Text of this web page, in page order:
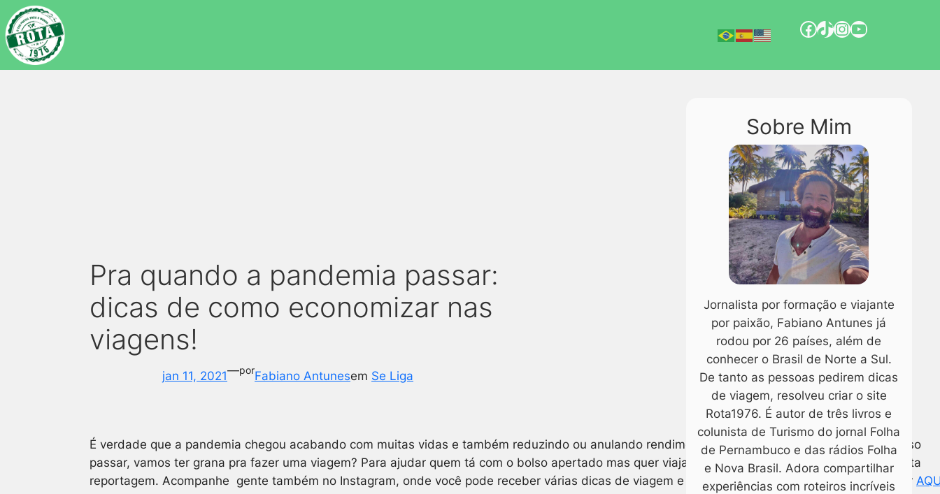
Pra quando a pandemia passar:
dicas de como economizar nas
viagens!
jan 11, 2021—porFabiano Antunesem Se Liga
É verdade que a pandemia chegou acabando com muitas vidas e também reduzindo ou anulando rendimentos de muita gente. E quando tudo isso
passar, vamos ter grana pra fazer uma viagem? Para ajudar quem tá com o bolso apertado mas quer viajar no pós pandemia a gente preparou esta
reportagem. Acompanhe gente também no Instagram, onde você pode receber várias dicas de viagem e conhecer paisagens incríveis! É só clicar
Sobre Mim
Jornalista por formação e viajante
por paixão, Fabiano Antunes já
rodou por 26 países, além de
conhecer o Brasil de Norte a Sul.
De tanto as pessoas pedirem dicas
de viagem, resolveu criar o site
Rota1976. É autor de três livros e
colunista de Turismo do jornal Folha
de Pernambuco e das rádios Folha
e Nova Brasil. Adora compartilhar
experiências com roteiros incríveis